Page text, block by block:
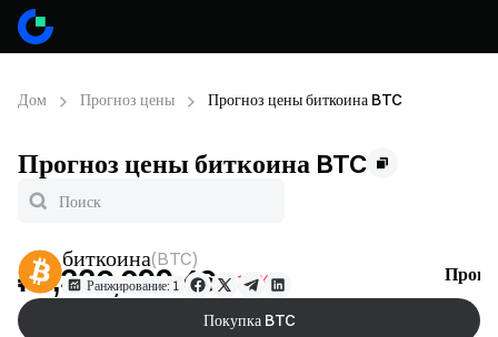
Дом Прогноз цены Прогноз цены биткоина BTC
Прогноз цены биткоина BTC
биткоина(BTC)
Ранжирование: 1
₽5,336,099.46-0.18%
Покупка BTC